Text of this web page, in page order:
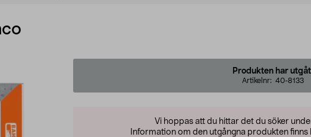
Produkten har
Artikelnr: 40-8133
Vi hoppas att du hittar det du söker
Information om den utgångna produkten finns